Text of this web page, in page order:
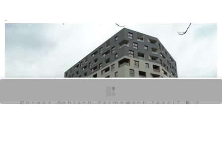
Chcesz dobrych darmowych teści? NIE